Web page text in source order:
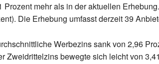
mehr als in der aktuellen
Die Erhebung umfasst derzeit 39
Werbezins sank von 2,96
Zweidrittelzins bewegte sich leicht von